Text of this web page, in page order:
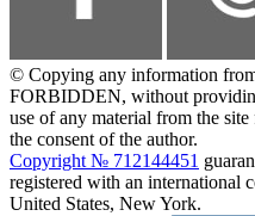
© Copying any information
FORBIDDEN, without
use of any material from the
the consent of the author.
Copyright № 712144451
registered with an international
United States, New York.